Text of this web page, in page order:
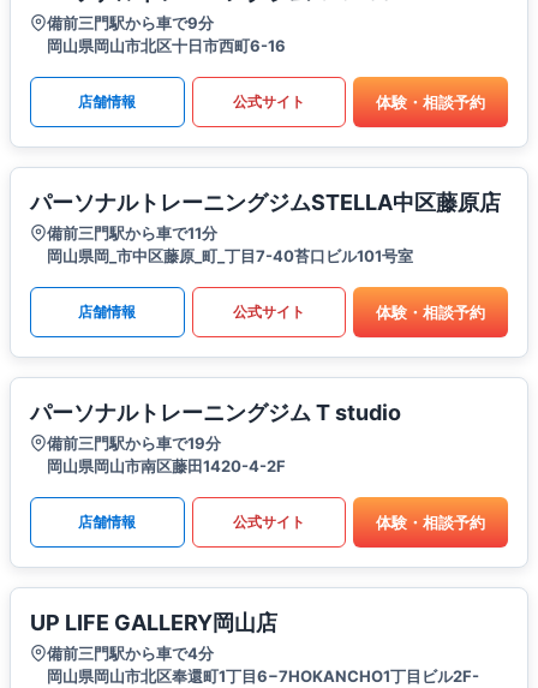
備前三門駅から車で9分
岡山県岡山市北区十日市西町6-16
店舗情報 公式サイト 体験・相談予約
パーソナルトレーニングジムSTELLA中区藤原店
備前三門駅から車で11分
岡山県岡_市中区藤原_町_丁目7-40苔口ビル101号室
店舗情報 公式サイト 体験・相談予約
パーソナルトレーニングジム T studio
備前三門駅から車で19分
岡山県岡山市南区藤田1420-4-2F
店舗情報 公式サイト 体験・相談予約
UP LIFE GALLERY岡山店
備前三門駅から車で4分
岡山県岡山市北区奉還町1丁目6−7HOKANCHO1丁目ビル2F-